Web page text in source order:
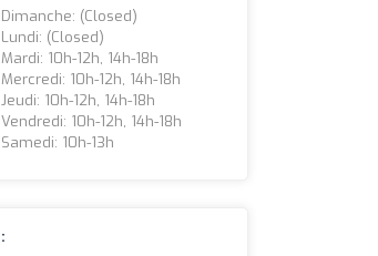
Dimanche: (closed)
Lundi: (closed)
Mardi: 10h-12h, 14h-18h
Mercredi: 10h-12h, 14h-18h
Jeudi: 10h-12h, 14h-18h
Vendredi: 10h-12h, 14h-18h
Samedi: 10h-13h
: